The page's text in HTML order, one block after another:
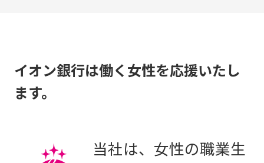
イオン銀行は働く女性を応援いたし
ます。
当社は、女性の職業生